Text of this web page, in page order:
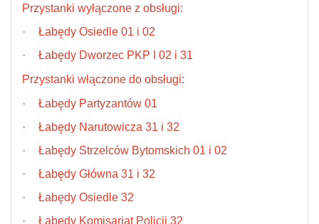
Przystanki wyłączone z obsługi:
·
Łabędy Osiedle 01 i 02
·
Łabędy Dworzec PKP I 02 i 31
Przystanki włączone do obsługi:
·
Łabędy Partyzantów 01
·
Łabędy Narutowicza 31 i 32
·
Łabędy Strzelców Bytomskich 01 i 02
·
Łabędy Główna 31 i 32
·
Łabędy Osiedle 32
·
Łabędy Komisariat Policji 32